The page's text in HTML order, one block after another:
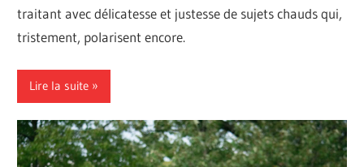
traitant avec délicatesse et justesse de sujets chauds qui,
tristement, polarisent encore.
Lire la suite